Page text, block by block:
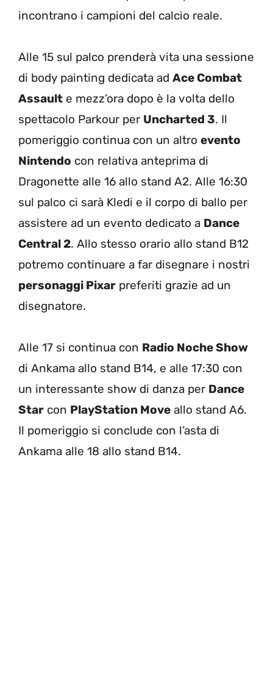
incontrano i campioni del calcio reale.
Alle 15 sul palco prenderà vita una sessione
di body painting dedicata ad Ace Combat
Assault e mezz’ora dopo è la volta dello
spettacolo Parkour per Uncharted 3. Il
pomeriggio continua con un altro evento
Nintendo con relativa anteprima di
Dragonette alle 16 allo stand A2. Alle 16:30
sul palco ci sarà Kledi e il corpo di ballo per
assistere ad un evento dedicato a Dance
Central 2. Allo stesso orario allo stand B12
potremo continuare a far disegnare i nostri
personaggi Pixar preferiti grazie ad un
disegnatore.
Alle 17 si continua con Radio Noche Show
di Ankama allo stand B14, e alle 17:30 con
un interessante show di danza per Dance
Star con PlayStation Move allo stand A6.
Il pomeriggio si conclude con l’asta di
Ankama alle 18 allo stand B14.